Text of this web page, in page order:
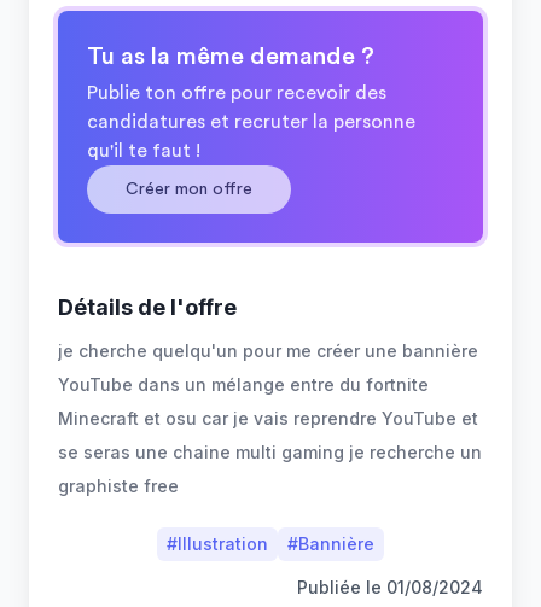
Tu as la même demande ?
Publie ton offre pour recevoir des
candidatures et recruter la personne
qu'il te faut !
Créer mon offre
Détails de l'offre
je cherche quelqu'un pour me créer une bannière
YouTube dans un mélange entre du fortnite
Minecraft et osu car je vais reprendre YouTube et
se seras une chaine multi gaming je recherche un
graphiste free
#Illustration #Bannière
Publiée le 01/08/2024